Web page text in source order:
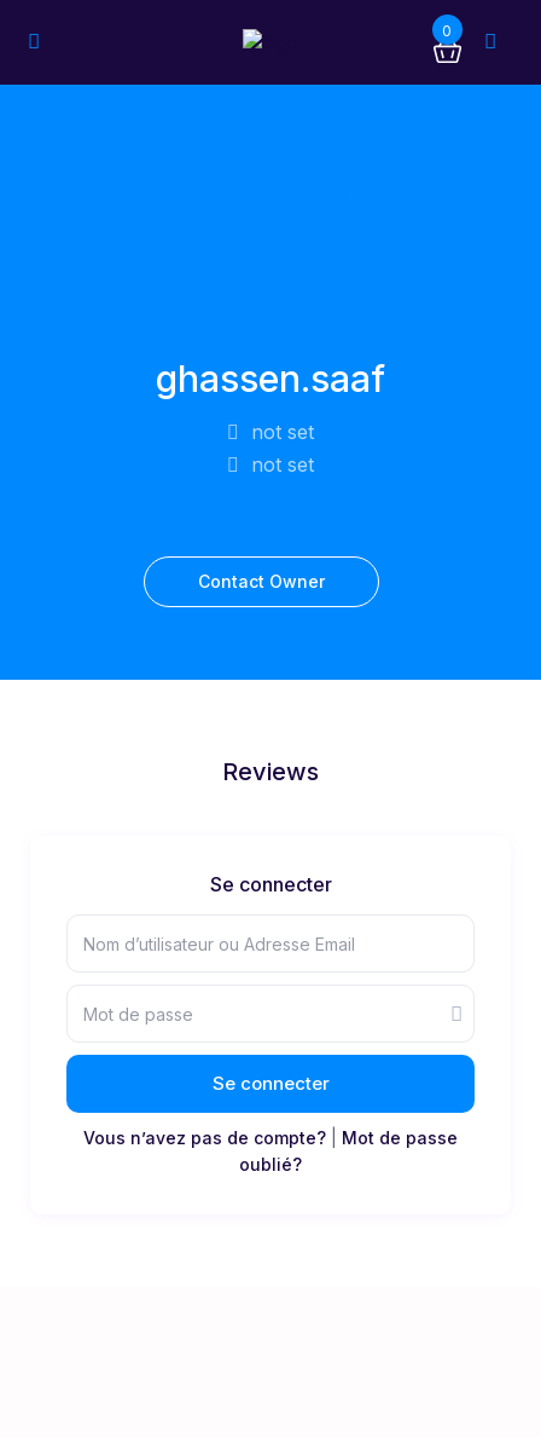
0
ghassen.saaf
not set
not set
Contact Owner
Reviews
Se connecter
Se connecter
Vous n’avez pas de compte?
Mot de passe
oublié?